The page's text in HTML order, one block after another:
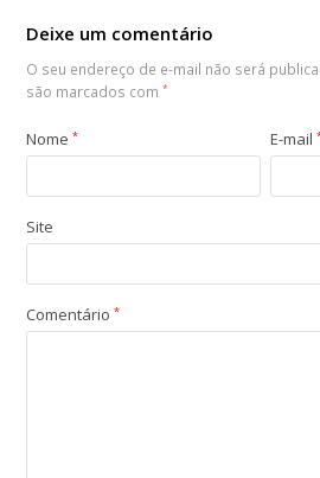
Deixe um comentário
O seu endereço de e-mail não será
são marcados com*
Nome* E-mail
Site
Comentário*